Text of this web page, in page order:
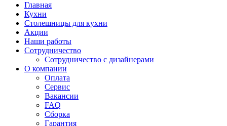
Главная
Кухни
Столешницы для кухни
Акции
Наши работы
Сотрудничество
Сотрудничество с дизайнерами
О компании
Оплата
Сервис
Вакансии
FAQ
Сборка
Гарантия